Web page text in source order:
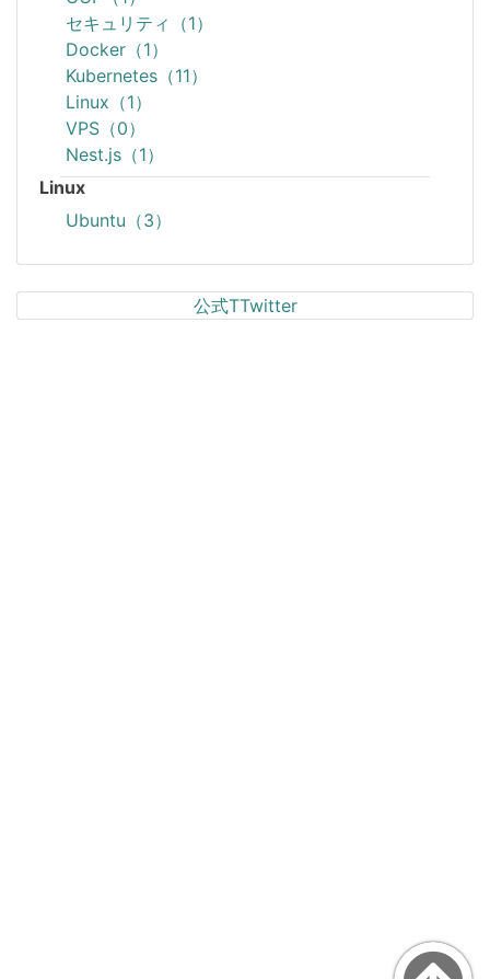
セキュリティ（1）
Docker（1）
Kubernetes（11）
Linux（1）
VPS（0）
Nest.js（1）
Linux
Ubuntu（3）
公式TTwitter